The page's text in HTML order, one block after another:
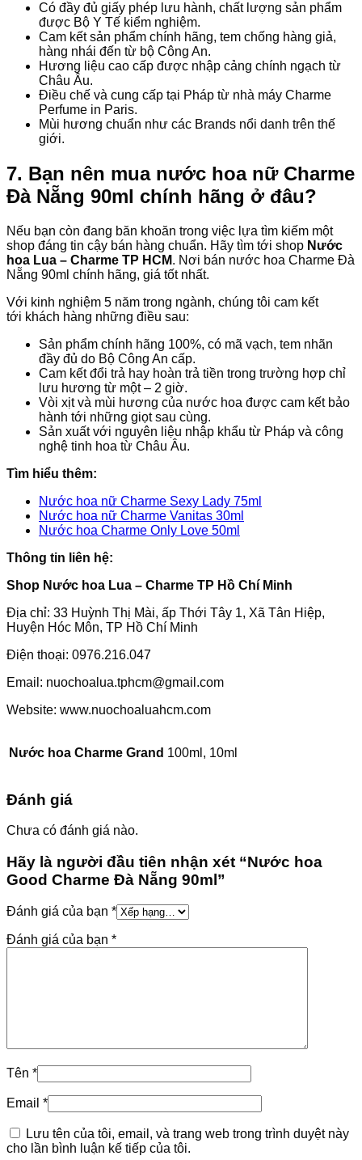
Có đầy đủ giấy phép lưu hành, chất lượng sản phẩm
được Bộ Y Tế kiểm nghiệm.
Cam kết sản phẩm chính hãng, tem chống hàng giả,
hàng nhái đến từ bộ Công An.
Hương liệu cao cấp được nhập cảng chính ngạch từ
Châu Âu.
Điều chế và cung cấp tại Pháp từ nhà máy Charme
Perfume in Paris.
Mùi hương chuẩn như các Brands nổi danh trên thế
giới.
7. Bạn nên mua nước hoa nữ Charme
Đà Nẵng 90ml chính hãng ở đâu?
Nếu bạn còn đang băn khoăn trong việc lựa tìm kiếm một
shop đáng tin cậy bán hàng chuẩn. Hãy tìm tới shop Nước
hoa Lua – Charme TP HCM. Nơi bán nước hoa Charme Đà
Nẵng 90ml chính hãng, giá tốt nhất.
Với kinh nghiệm 5 năm trong ngành, chúng tôi cam kết
tới khách hàng những điều sau:
Sản phẩm chính hãng 100%, có mã vạch, tem nhãn
đầy đủ do Bộ Công An cấp.
Cam kết đổi trả hay hoàn trả tiền trong trường hợp chỉ
lưu hương từ một – 2 giờ.
Vòi xịt và mùi hương của nước hoa được cam kết bảo
hành tới những giọt sau cùng.
Sản xuất với nguyên liệu nhập khẩu từ Pháp và công
nghệ tinh hoa từ Châu Âu.
Tìm hiểu thêm:
Nước hoa nữ Charme Sexy Lady 75ml
Nước hoa nữ Charme Vanitas 30ml
Nước hoa Charme Only Love 50ml
Thông tin liên hệ:
Shop Nước hoa Lua – Charme TP Hồ Chí Minh
Địa chỉ: 33 Huỳnh Thị Mài, ấp Thới Tây 1, Xã Tân Hiệp,
Huyện Hóc Môn, TP Hồ Chí Minh
Điện thoại: 0976.216.047
Email: nuochoalua.tphcm@gmail.com
Website: www.nuochoaluahcm.com
Nước hoa Charme Grand 100ml, 10ml
Đánh giá
Chưa có đánh giá nào.
Hãy là người đầu tiên nhận xét “Nước hoa
Good Charme Đà Nẵng 90ml”
Đánh giá của bạn *
Đánh giá của bạn *
Tên *
Email *
Lưu tên của tôi, email, và trang web trong trình duyệt này
cho lần bình luận kế tiếp của tôi.